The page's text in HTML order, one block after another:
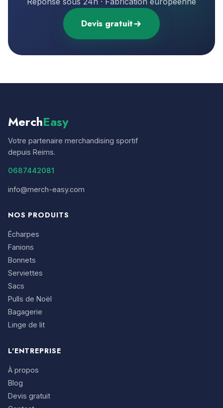
Devis gratuit
MerchEasy
Votre partenaire merchandising sportif
depuis Reims.
0687442081
info@merch-easy.com
NOS PRODUITS
Écharpes
Fanions
Bonnets
Serviettes
Sacs
Pulls de Noël
Bagagerie
Linge de lit
L'ENTREPRISE
À propos
Blog
Devis gratuit